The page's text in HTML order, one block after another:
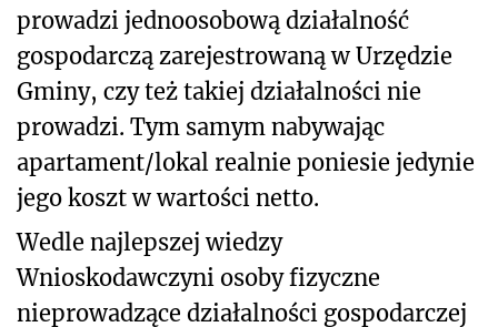
prowadzi jednoosobową działalność
gospodarczą zarejestrowaną w Urzędzie
Gminy, czy też takiej działalności nie
prowadzi. Tym samym nabywając
apartament/lokal realnie poniesie jedynie
jego koszt w wartości netto.
Wedle najlepszej wiedzy
Wnioskodawczyni osoby fizyczne
nieprowadzące działalności gospodarczej